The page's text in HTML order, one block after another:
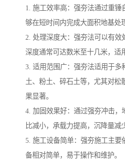
1. 施工效率高：强夯法通过重锤
够在短时间内完成大面积地基处
2. 处理深度大：强夯法可以有效
深度通常可达数米至十几米，适
3. 适用范围广：强夯法适用于多
土、粉土、碎石土等，尤其对松
果显著。
4. 加固效果好：通过强夯冲击，
比减小，承载力提高，沉降量减
5. 施工设备简单：强夯施工主要
备相对简单，易于操作和维护。